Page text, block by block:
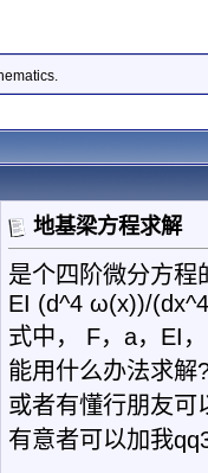
地基梁方程求解
是个四阶微分方程
EI (d^4 ω(x))/
式中， F，a，EI
能用什么办法求解
或者有懂行朋友可
有意者可以加我